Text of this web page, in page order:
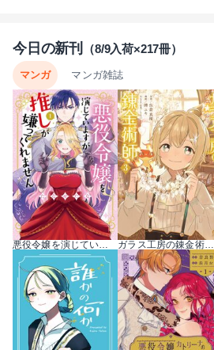
今日の新刊 （8/9入荷×217冊）
マンガ マンガ雑誌
悪役令嬢を演じていますが推しが嫌ってくれません【単行本版】 1巻 ガラス工房の錬金術師 3巻